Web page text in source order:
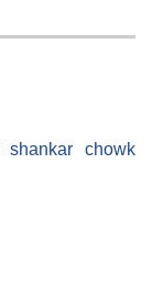
shankar chowk